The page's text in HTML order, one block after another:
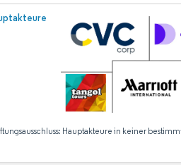
Hauptakteure in keiner
BY 4.0.